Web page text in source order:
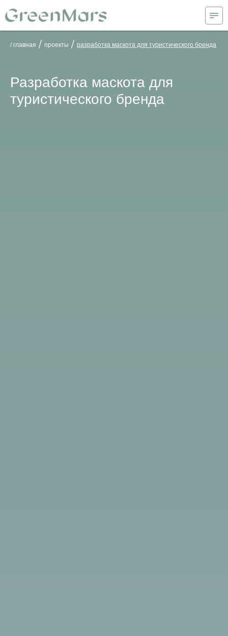
/ главная / проекты / разработка маскота для туристического бренда
Разработка маскота для
туристического бренда